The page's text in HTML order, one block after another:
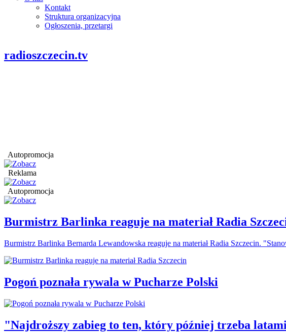
Kontakt
Struktura organizacyjna
Ogłoszenia, przetargi
radioszczecin.tv
Autopromocja
Reklama
Autopromocja
Burmistrz Barlinka reaguje na materiał Radia
Burmistrz Barlinka Bernarda Lewandowska reaguje na materiał Radia Szczecin.
Pogoń poznała rywala w Pucharze Polski
"Najdroższy zabieg to ten, który później trzeba